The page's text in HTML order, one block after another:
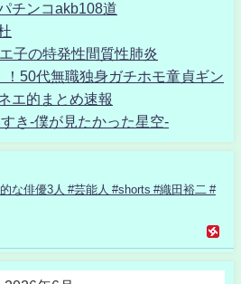
チンコakb108道
子の特発性間質性肺炎
50代無職独身ガチホモ童貞ギン
エ的まとめ速報
き-僕が見たかった星空-
な俳優3人 #芸能人 #shorts #織田裕二 #